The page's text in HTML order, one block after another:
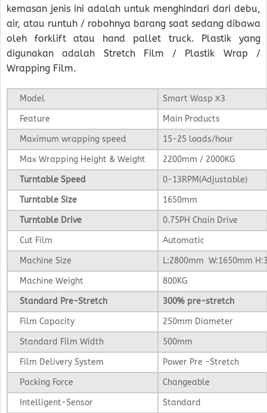
kemasan jenis ini adalah untuk menghindari dari debu,
air, atau runtuh / robohnya barang saat sedang dibawa
oleh forklift atau hand pallet truck. Plastik yang
digunakan adalah Stretch Film / Plastik Wrap /
Wrapping Film.
Model
Smart Wasp X3
Feature
Main Products
Maximum wrapping speed
15-25 loads/hour
Max Wrapping Height & Weight
2200mm / 2000KG
Turntable Speed
0-13RPM(Adjustable)
Turntable Size
1650mm
Turntable Drive
0.75PH Chain Drive
Cut Film
Automatic
Machine Size
L:2800mm W:1650mm
Machine Weight
800KG
Standard Pre-Stretch
300% pre-stretch
Film Capacity
250mm Diameter
Standard Film Width
500mm
Film Delivery System
Power Pre -Stretch
Packing Force
Changeable
Intelligent-Sensor
Standard